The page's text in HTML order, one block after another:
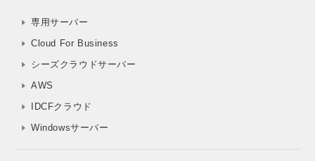
専用サーバー
Cloud For Business
シーズクラウドサーバー
AWS
IDCFクラウド
Windowsサーバー